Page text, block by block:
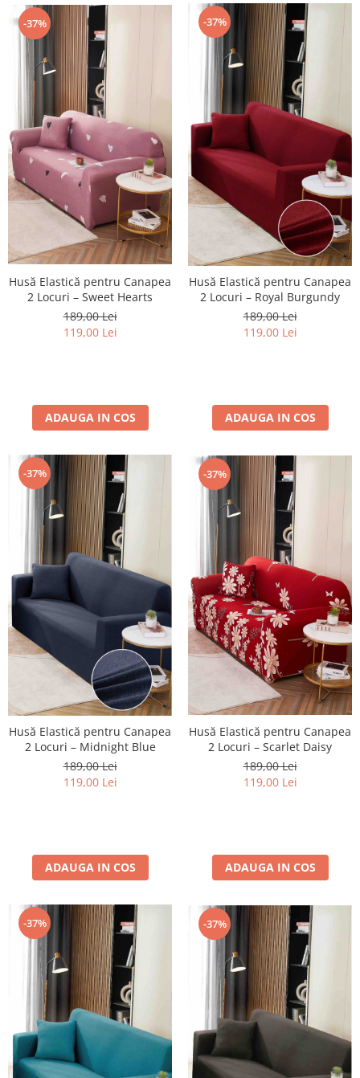
-37%
Husă Elastică pentru Canapea
2 Locuri – Sweet Hearts
189,00 Lei
119,00 Lei
ADAUGA IN COS
-37%
Husă Elastică pentru Canapea
2 Locuri – Royal Burgundy
189,00 Lei
119,00 Lei
ADAUGA IN COS
-37%
Husă Elastică pentru Canapea
2 Locuri – Midnight Blue
189,00 Lei
119,00 Lei
ADAUGA IN COS
-37%
Husă Elastică pentru Canapea
2 Locuri – Scarlet Daisy
189,00 Lei
119,00 Lei
ADAUGA IN COS
-37% -37%